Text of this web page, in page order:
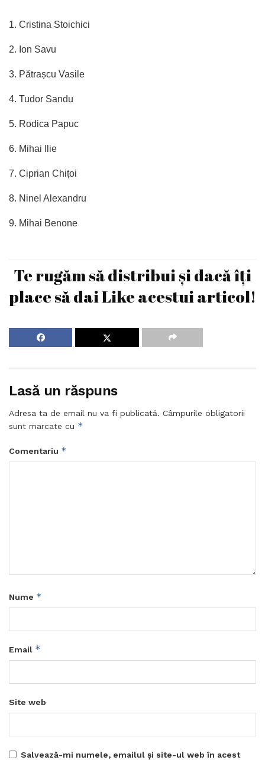
1. Cristina Stoichici
2. Ion Savu
3. Pătrașcu Vasile
4. Tudor Sandu
5. Rodica Papuc
6. Mihai Ilie
7. Ciprian Chițoi
8. Ninel Alexandru
9. Mihai Benone
Te rugăm să distribui și dacă îți
place să dai Like acestui articol!
Lasă un răspuns
Adresa ta de email nu va fi publicată. Câmpurile obligatorii
sunt marcate cu *
Comentariu *
Nume *
Email *
Site web
Salvează-mi numele, emailul și site-ul web în acest